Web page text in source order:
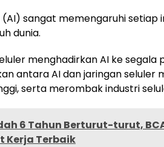
sangat memengaruhi setiap
dunia.
menghadirkan AI ke segala
antara AI dan jaringan seluler
serta merombak industri
6 Tahun Berturut-turut,
Kerja Terbaik